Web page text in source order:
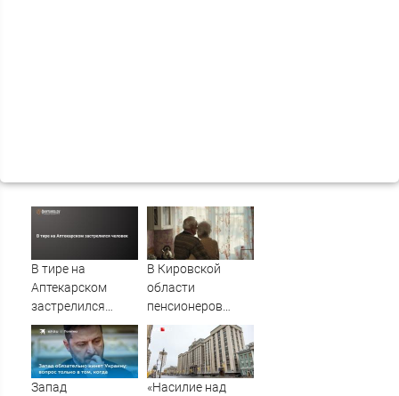
В тире на
Аптекарском
застрелился
человек
В Кировской
области
пенсионеров
стало на
несколько тысяч
меньше
Запад
«Насилие над